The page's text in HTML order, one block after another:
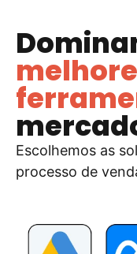
Escolhemos as
processo de